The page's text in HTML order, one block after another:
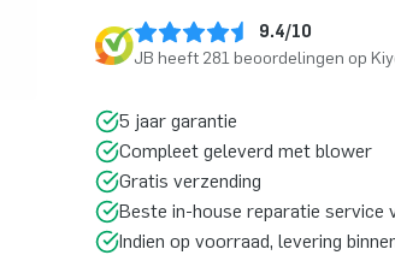
9.4/10
JB heeft 281 beoordelingen op
5 jaar garantie
Compleet geleverd met blower
Gratis verzending
Beste in-house reparatie service
Indien op voorraad, levering